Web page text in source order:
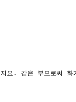
요. 같은 부모로써 화